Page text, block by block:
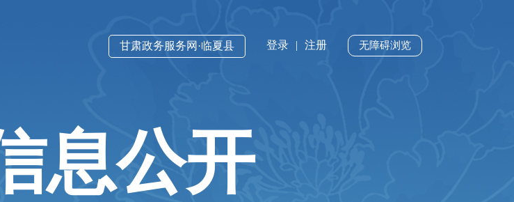
无障碍浏览
登录 | 注册
甘肃政务服务网·临夏县
息公开